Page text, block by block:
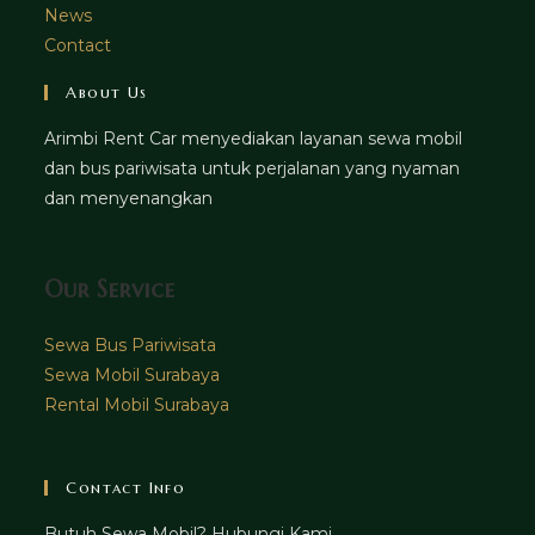
News
Contact
About Us
Arimbi Rent Car menyediakan layanan sewa mobil
dan bus pariwisata untuk perjalanan yang nyaman
dan menyenangkan
Our Service
Sewa Bus Pariwisata
Sewa Mobil Surabaya
Rental Mobil Surabaya
Contact Info